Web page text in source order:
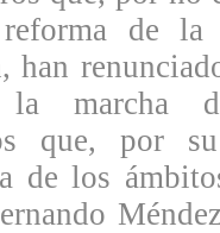
de
han
la
que, por
de los